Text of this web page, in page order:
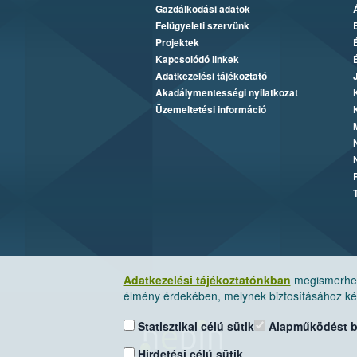
Adatkezelési tájékoztatónkban
élmény érdekében, melynek biztosításához
Statisztikai célú sütik
Hirdetési célú sütik
Alapműködést
Gazdálkodási adatok
Felügyeleti szervünk
Projektek
Kapcsolódó linkek
Adatkezelési tájékoztató
Akadálymentességi nyilatkozat
Üzemeltetési információ